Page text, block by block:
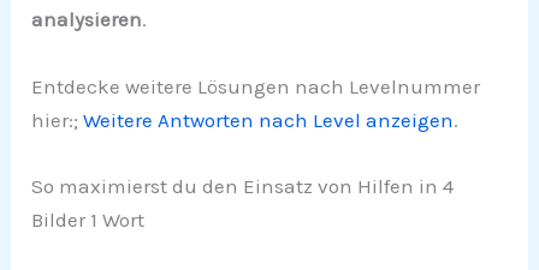
analysieren.
Entdecke weitere Lösungen nach Levelnummer
hier:;Weitere Antworten nach Level anzeigen.
So maximierst du den Einsatz von Hilfen in 4
Bilder 1 Wort